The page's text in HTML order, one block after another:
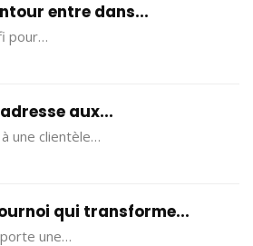
entre dans...
pour…
aux...
une clientèle…
qui transforme...
une…